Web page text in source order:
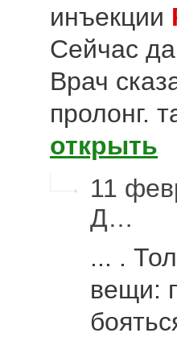
инъекции
Сейчас
Врач
пролонг.
открыть
11
Д…
... .
вещи: